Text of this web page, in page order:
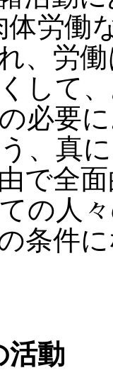
体労働
、労
して
必要
、真
で全
の人
条件
動